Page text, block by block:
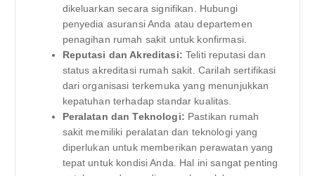
dikeluarkan secara signifikan. Hubungi
penyedia asuransi Anda atau departemen
penagihan rumah sakit untuk konfirmasi.
Reputasi dan Akreditasi: Teliti reputasi dan
status akreditasi rumah sakit. Carilah sertifikasi
dari organisasi terkemuka yang menunjukkan
kepatuhan terhadap standar kualitas.
Peralatan dan Teknologi: Pastikan rumah
sakit memiliki peralatan dan teknologi yang
diperlukan untuk memberikan perawatan yang
tepat untuk kondisi Anda. Hal ini sangat penting